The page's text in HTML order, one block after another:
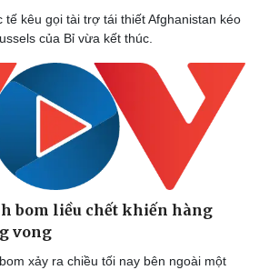
tế kêu gọi tài trợ tái thiết Afghanistan kéo
của Bỉ vừa kết thúc.
bom liều chết khiến hàng
vong
xảy ra chiều tối nay bên ngoài một